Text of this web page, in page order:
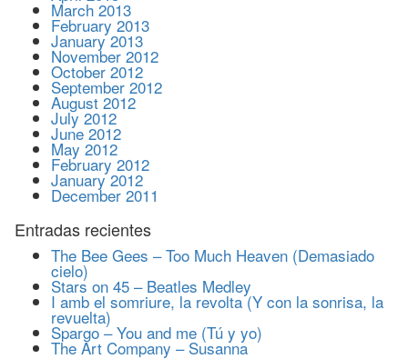
March 2013
February 2013
January 2013
November 2012
October 2012
September 2012
August 2012
July 2012
June 2012
May 2012
February 2012
January 2012
December 2011
Entradas recientes
The Bee Gees – Too Much Heaven (Demasiado
cielo)
Stars on 45 – Beatles Medley
I amb el somriure, la revolta (Y con la sonrisa, la
revuelta)
Spargo – You and me (Tú y yo)
The Art Company – Susanna